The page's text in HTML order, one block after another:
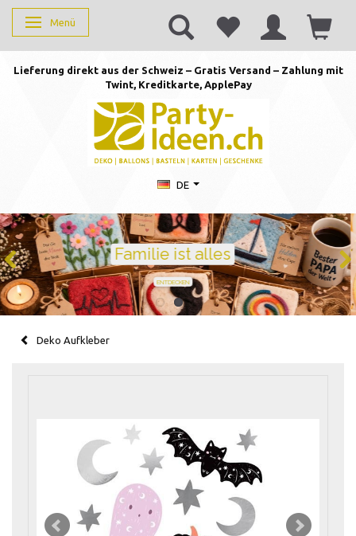
Anzeige ändern
Menü
Lieferung direkt aus der Schweiz – Gratis Versand – Zahlung mit
Twint, Kreditkarte, ApplePay
DE
Geburtstag feiern mit Stil
Ballons · Tischdeko · Karten · Zahlen
GEBURTSTAGSDEKO ENTDECKEN
Deko Aufkleber